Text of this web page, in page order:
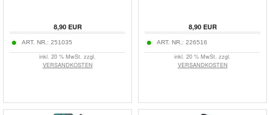
8,90EUR
ART. NR.: 251035
inkl. 20 % MwSt. zzgl.
VERSANDKOSTEN
8,90EUR
ART. NR.: 226516
inkl. 20 % MwSt. zzgl.
VERSANDKOSTEN